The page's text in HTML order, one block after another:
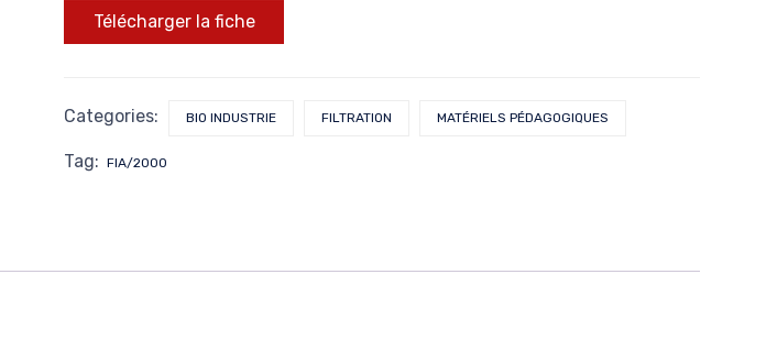
Télécharger la fiche
Categories: BIO INDUSTRIE FILTRATION MATÉRIELS PÉDAGOGIQUES
Tag: FIA/2000